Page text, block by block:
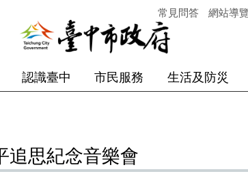
常見問答 網站導
認識臺中 市民服務 生活及防災
追思紀念音樂會